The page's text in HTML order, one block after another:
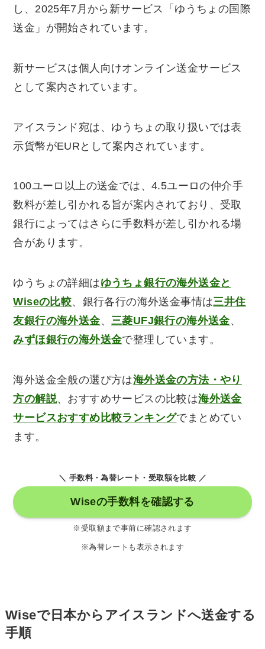
し、2025年7月から新サービス「ゆうちょの国際
送金」が開始されています。
新サービスは個人向けオンライン送金サービス
として案内されています。
アイスランド宛は、ゆうちょの取り扱いでは表
示貨幣がEURとして案内されています。
100ユーロ以上の送金では、4.5ユーロの仲介手
数料が差し引かれる旨が案内されており、受取
銀行によってはさらに手数料が差し引かれる場
合があります。
ゆうちょの詳細はゆうちょ銀行の海外送金と
Wiseの比較、銀行各行の海外送金事情は三井住
友銀行の海外送金、三菱UFJ銀行の海外送金、
みずほ銀行の海外送金で整理しています。
海外送金全般の選び方は海外送金の方法・やり
方の解説、おすすめサービスの比較は海外送金
サービスおすすめ比較ランキングでまとめてい
ます。
＼ 手数料・為替レート・受取額を比較 ／
Wiseの手数料を確認する
※受取額まで事前に確認されます
※為替レートも表示されます
Wiseで日本からアイスランドへ送金する
手順